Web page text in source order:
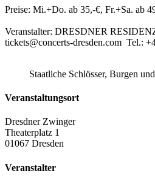
Preise: Mi.+Do. ab 35,-€, Fr.+Sa. ab
Veranstalter: DRESDNER
tickets@concerts-dresden.com Tel.:
Staatliche Schlösser, Burgen
Veranstaltungsort
Dresdner Zwinger
Theaterplatz 1
01067 Dresden
Veranstalter